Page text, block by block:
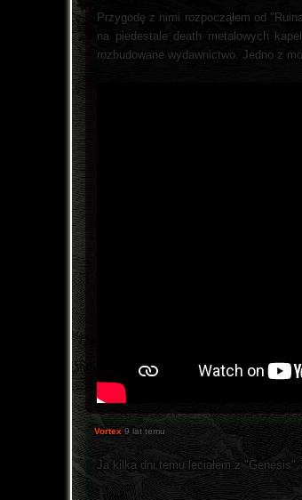
Przygodę z nimi rozpocząłem od
na piedestale death metalowych
rozbudowane wydawnictwo. Jedno z
Vortex 9 lat temu
Ja kilka dni temu leciałem z